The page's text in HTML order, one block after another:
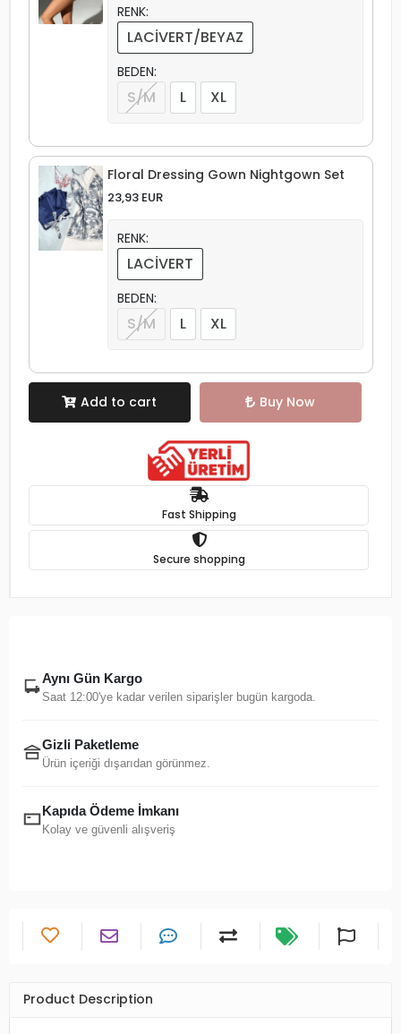
RENK:
LACİVERT/BEYAZ
BEDEN:
S/M L XL
Floral Dressing Gown Nightgown Set
23,93 EUR
RENK:
LACİVERT
BEDEN:
S/M L XL
Add to cart Buy Now
Fast Shipping
Secure shopping
Aynı Gün Kargo
Saat 12:00'ye kadar verilen siparişler bugün kargoda.
Gizli Paketleme
Ürün içeriği dışarıdan görünmez.
Kapıda Ödeme İmkanı
Kolay ve güvenli alışveriş
Product Description